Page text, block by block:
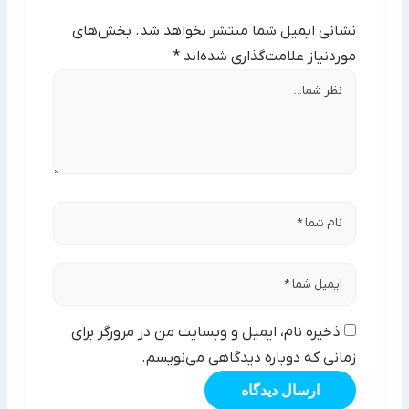
نشانی ایمیل شما منتشر نخواهد شد. بخش‌های
موردنیاز علامت‌گذاری شده‌اند *
ذخیره نام، ایمیل و وبسایت من در مرورگر برای
زمانی که دوباره دیدگاهی می‌نویسم.
ارسال دیدگاه